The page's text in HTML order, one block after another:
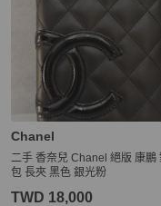
Chanel
二手 香奈兒 Chanel 絕版 康鵬
包 長夾 黑色 銀光粉
TWD 18,000